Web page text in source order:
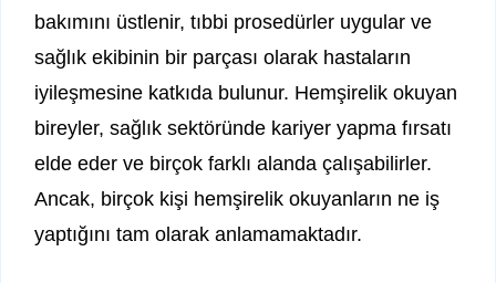
bakımını üstlenir, tıbbi prosedürler uygular ve
sağlık ekibinin bir parçası olarak hastaların
iyileşmesine katkıda bulunur. Hemşirelik okuyan
bireyler, sağlık sektöründe kariyer yapma fırsatı
elde eder ve birçok farklı alanda çalışabilirler.
Ancak, birçok kişi hemşirelik okuyanların ne iş
yaptığını tam olarak anlamamaktadır.